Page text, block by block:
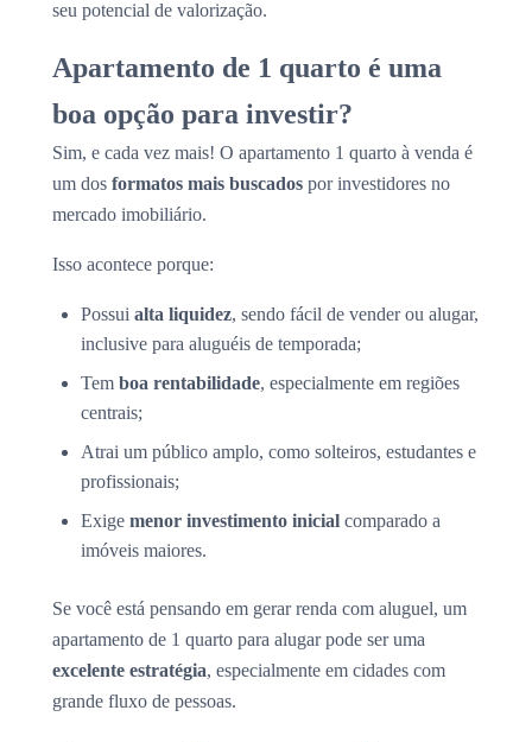
seu potencial de valorização.
Apartamento de 1 quarto é uma
boa opção para investir?
Sim, e cada vez mais! O apartamento 1 quarto à venda é
um dos formatos mais buscados por investidores no
mercado imobiliário.
Isso acontece porque:
Possui alta liquidez, sendo fácil de vender ou alugar,
inclusive para aluguéis de temporada;
Tem boa rentabilidade, especialmente em regiões
centrais;
Atrai um público amplo, como solteiros, estudantes e
profissionais;
Exige menor investimento inicial comparado a
imóveis maiores.
Se você está pensando em gerar renda com aluguel, um
apartamento de 1 quarto para alugar pode ser uma
excelente estratégia, especialmente em cidades com
grande fluxo de pessoas.